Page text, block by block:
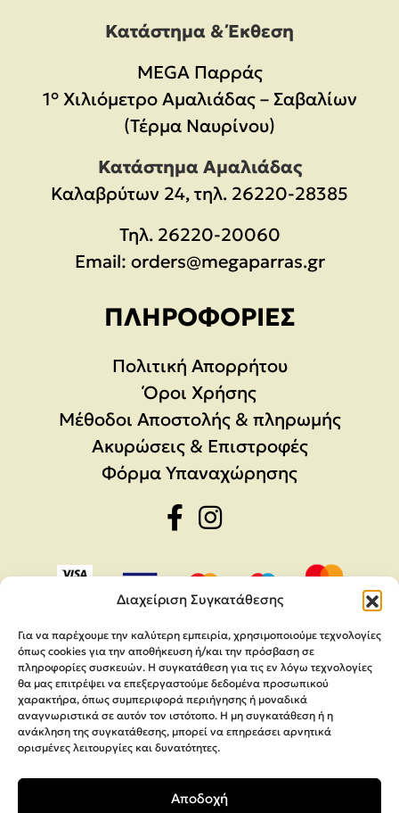
Διαχείριση Συγκατάθεσης
Για να παρέχουμε την καλύτερη εμπειρία, χρησιμοποιούμε τεχνολογίες
όπως cookies για την αποθήκευση ή/και την πρόσβαση σε
πληροφορίες συσκευών. Η συγκατάθεση για τις εν λόγω τεχνολογίες
θα μας επιτρέψει να επεξεργαστούμε δεδομένα προσωπικού
χαρακτήρα, όπως συμπεριφορά περιήγησης ή μοναδικά
αναγνωριστικά σε αυτόν τον ιστότοπο. Η μη συγκατάθεση ή η
ανάκληση της συγκατάθεσης, μπορεί να επηρεάσει αρνητικά
ορισμένες λειτουργίες και δυνατότητες.
Αποδοχή
Κατάστημα & Έκθεση
MEGA Παρράς
1° Χιλιόμετρο Αμαλιάδας – Σαβαλίων
(Τέρμα Ναυρίνου)
Κατάστημα Αμαλιάδας
Καλαβρύτων 24, τηλ. 26220-28385
Τηλ. 26220-20060
Email: orders@megaparras.gr
ΠΛΗΡΟΦΟΡΊΕΣ
Πολιτική Απορρήτου
Όροι Χρήσης
Μέθοδοι Αποστολής & πληρωμής
Ακυρώσεις & Επιστροφές
Φόρμα Υπαναχώρησης
MEGA Parras